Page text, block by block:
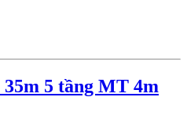
5 tầng MT 4m